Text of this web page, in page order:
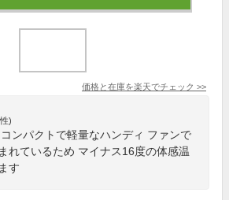
価格と在庫を楽天でチェック >>
)
ンパクトで軽量なハンディ ファンで
れているため マイナス16度の体感温
す